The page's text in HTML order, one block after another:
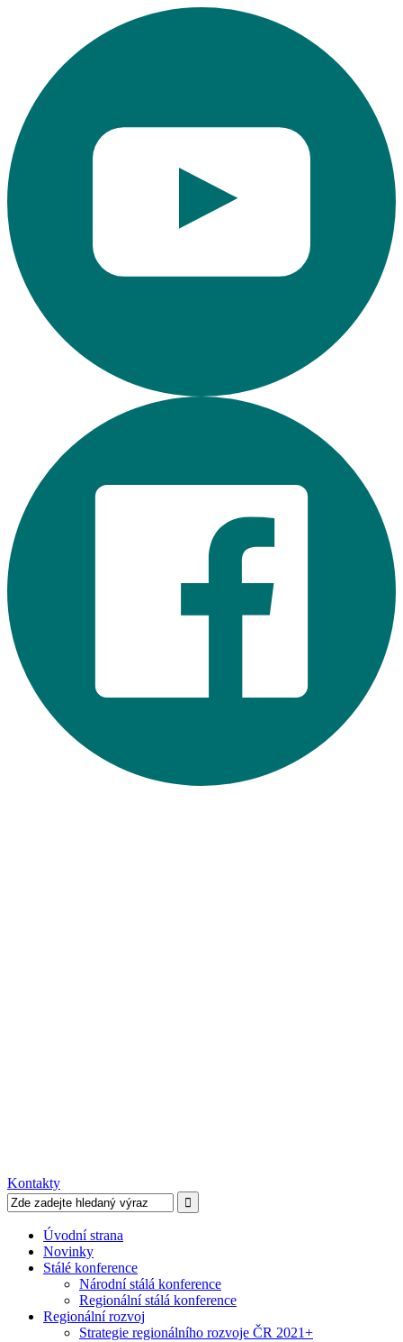
Kontakty
Úvodní strana
Novinky
Stálé konference
Národní stálá konference
Regionální stálá konference
Regionální rozvoj
Strategie regionálního rozvoje ČR 2021+